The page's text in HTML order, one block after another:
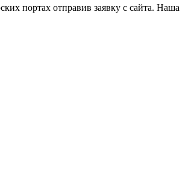
портах отправив заявку с сайта. Наша